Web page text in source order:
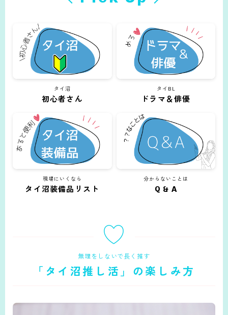
視聴方法・VPN
タイ沼
初心者さん
タイBL
ドラマ＆俳優
現場にいくなら
タイ沼装備品リスト
分からないことは
Q & A
無理をしないで長く推す
「タイ沼推し活」の楽しみ方